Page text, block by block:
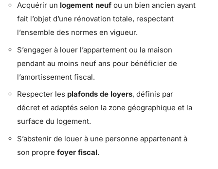
Acquérir un logement neuf ou un bien ancien ayant
fait l’objet d’une rénovation totale, respectant
l’ensemble des normes en vigueur.
S’engager à louer l’appartement ou la maison
pendant au moins neuf ans pour bénéficier de
l’amortissement fiscal.
Respecter les plafonds de loyers, définis par
décret et adaptés selon la zone géographique et la
surface du logement.
S’abstenir de louer à une personne appartenant à
son propre foyer fiscal.